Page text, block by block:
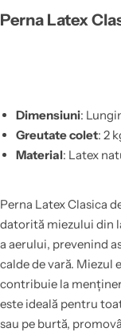
Perna Latex
Dimensiuni:
Greutate colet: 2
Material: Latex
Perna Latex Clasica
datorită miezului din
a aerului, prevenind
calde de vară. Miezul
contribuie la
este ideală pentru
sau pe burtă,